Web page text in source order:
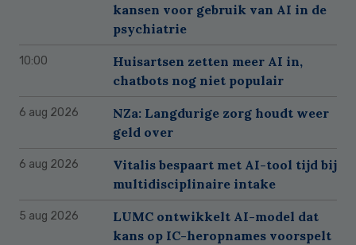
kansen voor gebruik van AI in de
psychiatrie
10:00
Huisartsen zetten meer AI in,
chatbots nog niet populair
6 aug 2026
NZa: Langdurige zorg houdt weer
geld over
6 aug 2026
Vitalis bespaart met AI-tool tijd bij
multidisciplinaire intake
5 aug 2026
LUMC ontwikkelt AI-model dat
kans op IC-heropnames voorspelt